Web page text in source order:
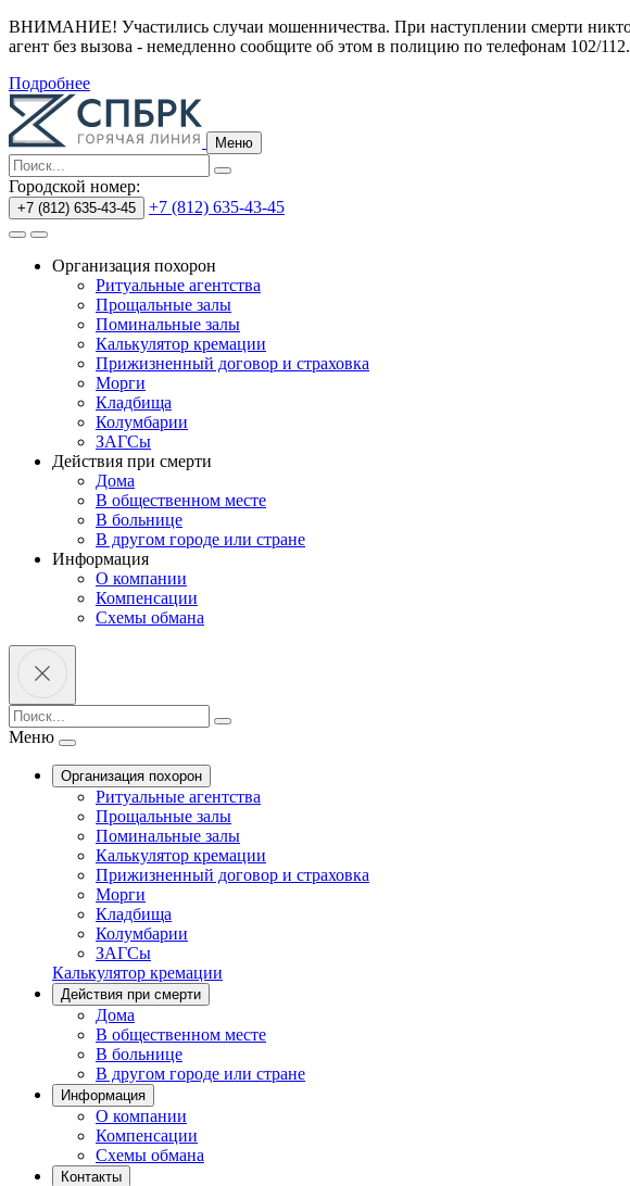
ВНИМАНИЕ! Участились случаи мошенничества. При наступлении смерти
агент без вызова - немедленно сообщите об этом в полицию по телефонам 102/
Подробнее
Меню
Городской номер:
+7 (812) 635-43-45 +7 (812) 635-43-45
Организация похорон
Ритуальные агентства
Прощальные залы
Поминальные залы
Калькулятор кремации
Прижизненный договор и страховка
Морги
Кладбища
Колумбарии
ЗАГСы
Действия при смерти
Дома
В общественном месте
В больнице
В другом городе или стране
Информация
О компании
Компенсации
Схемы обмана
Меню
Организация похорон
Ритуальные агентства
Прощальные залы
Поминальные залы
Калькулятор кремации
Прижизненный договор и страховка
Морги
Кладбища
Колумбарии
ЗАГСы
Калькулятор кремации
Действия при смерти
Дома
В общественном месте
В больнице
В другом городе или стране
Информация
О компании
Компенсации
Схемы обмана
Контакты